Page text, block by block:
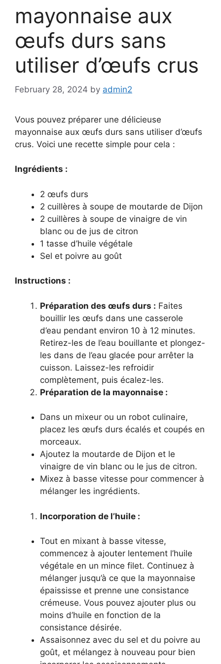
mayonnaise aux
œufs durs sans
utiliser d’œufs crus
February 28, 2024 by admin2
Vous pouvez préparer une délicieuse
mayonnaise aux œufs durs sans utiliser d’œufs
crus. Voici une recette simple pour cela :
Ingrédients :
2 œufs durs
2 cuillères à soupe de moutarde de Dijon
2 cuillères à soupe de vinaigre de vin
blanc ou de jus de citron
1 tasse d’huile végétale
Sel et poivre au goût
Instructions :
Préparation des œufs durs : Faites
bouillir les œufs dans une casserole
d’eau pendant environ 10 à 12 minutes.
Retirez-les de l’eau bouillante et plongez-
les dans de l’eau glacée pour arrêter la
cuisson. Laissez-les refroidir
complètement, puis écalez-les.
Préparation de la mayonnaise :
Dans un mixeur ou un robot culinaire,
placez les œufs durs écalés et coupés en
morceaux.
Ajoutez la moutarde de Dijon et le
vinaigre de vin blanc ou le jus de citron.
Mixez à basse vitesse pour commencer à
mélanger les ingrédients.
Incorporation de l’huile :
Tout en mixant à basse vitesse,
commencez à ajouter lentement l’huile
végétale en un mince filet. Continuez à
mélanger jusqu’à ce que la mayonnaise
épaississe et prenne une consistance
crémeuse. Vous pouvez ajouter plus ou
moins d’huile en fonction de la
consistance désirée.
Assaisonnez avec du sel et du poivre au
goût, et mélangez à nouveau pour bien